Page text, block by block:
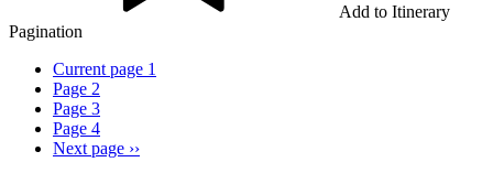
Add to Itinerary
Pagination
Current page 1
Page 2
Page 3
Page 4
Next page ››